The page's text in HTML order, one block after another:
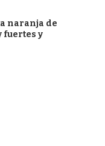
naranja de
fuertes y